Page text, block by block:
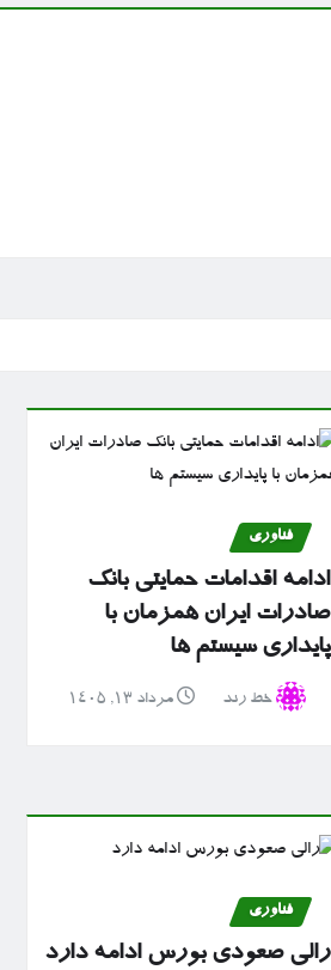
فناوری
ادامه اقدامات حمایتی بانک
صادرات ایران همزمان با
پایداری سیستم ها
خط رند مرداد ۱۳, ۱۴۰۵
فناوری
رالی صعودی بورس ادامه دارد